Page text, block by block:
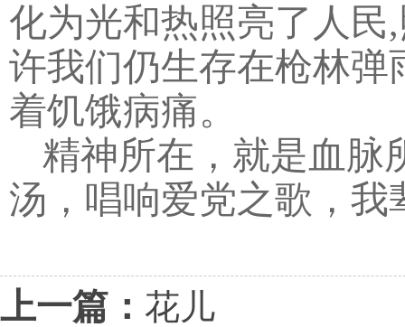
化为光和热照亮了人
许我们仍生存在枪林
着饥饿病痛。
精神所在，就是血脉
汤，唱响爱党之歌，我
上一篇： 花儿